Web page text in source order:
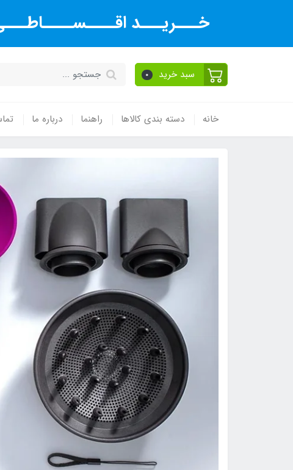
خـــریـــد
سبد خرید 0
خانه دسته بندی کالاها راهنما درباره ما